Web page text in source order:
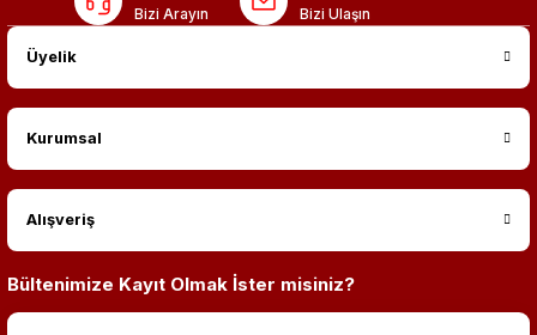
Bizi Arayın
Bizi Ulaşın
Üyelik
Kurumsal
Alışveriş
Bültenimize Kayıt Olmak İster misiniz?